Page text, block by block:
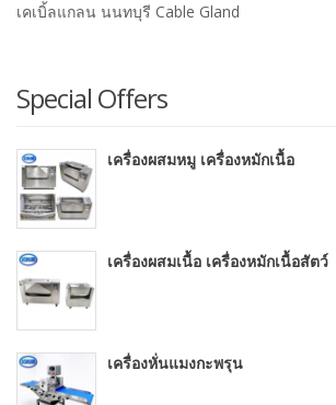
เคเบิ้ลแกลน นนทบุรี Cable Gland
Special Offers
เครื่องผสมหมู เครื่องหมักเนื้อ
เครื่องผสมเนื้อ เครื่องหมักเนื้อสัตว์
เครื่องหั่นแมงกะพรุน